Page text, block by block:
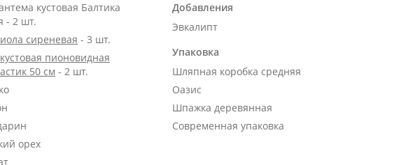
кустовая Балтика
- 2 шт.
сиреневая - 3 шт.
пионовидная
50 см - 2 шт.
орех
Добавления
Эвкалипт
Упаковка
Шляпная коробка средняя
Оазис
Шпажка деревянная
Современная упаковка